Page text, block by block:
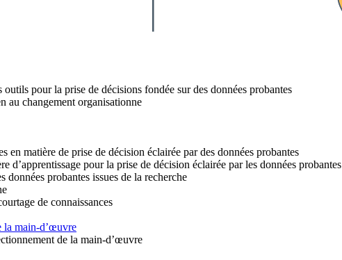
outils pour la prise de décisions fondée sur des données probantes
au changement organisationne
en matière de prise de décision éclairée par des données probantes
d’apprentissage pour la prise de décision éclairée par les données probantes
données probantes issues de la recherche
de connaissances
la main-d’œuvre
de la main-d’œuvre